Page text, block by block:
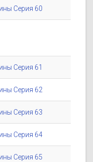
Серия 60
Серия 61
Серия 62
Серия 63
Серия 64
Серия 65